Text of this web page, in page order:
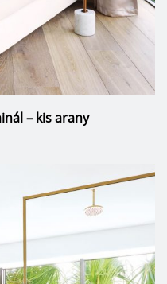
– kis arany